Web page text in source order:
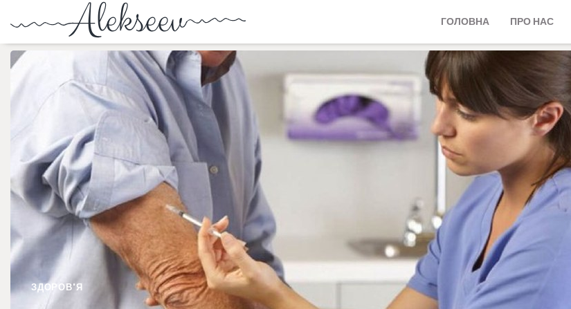
ГОЛОВНА ПРО НАС
ЗДОРОВ'Я